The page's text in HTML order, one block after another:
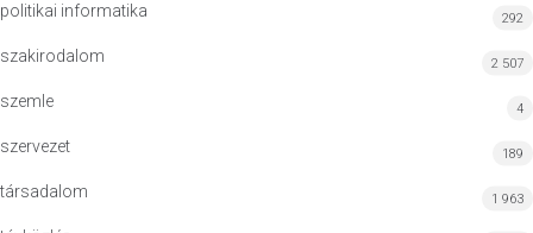
politikai informatika 292
szakirodalom 2 507
szemle 4
szervezet 189
társadalom 1 963